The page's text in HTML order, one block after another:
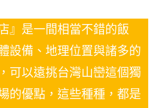
』是一間相當不錯的飯
設備、地理位置與諸多的
可以遠挑台灣山巒這個獨
的優點，這些種種，都是